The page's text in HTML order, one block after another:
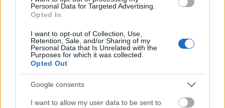
Personal Data for Targeted Advertising.
Opted In
I want to opt-out of Collection, Use,
Retention, Sale, and/or Sharing of my
Personal Data that Is Unrelated with the
Purposes for which it was collected.
Opted Out
Google consents
I want to allow my user data to be sent to
Μαρτίου 2018 σχετικά με τα μέτρα για την αποτελεσματική
αντιμετώπιση του παράνομου περιεχομένου στο διαδίκτυο (L 63).
Μοναδικός αριθμός Μ.Η.Τ. 262047
press@paraskhnio.gr